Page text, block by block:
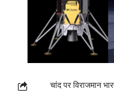
चांद पर विराजमान